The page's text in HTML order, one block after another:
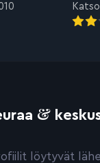
&
löytyvät